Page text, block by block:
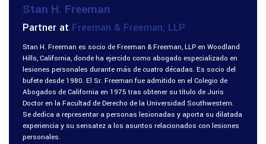
Stan H. Freeman
Partner at Freeman & Freeman, LLP
Stan H. Freeman es socio de Freeman & Freeman, LLP en Woodland
Hills, California, donde ha ejercido como abogado especializado en
lesiones personales durante más de cuatro décadas. Es socio del
bufete desde 1980. El Sr. Freeman fue admitido en el Colegio de
Abogados de California en 1975 tras obtener su título de Juris
Doctor en la Facultad de Derecho de la Universidad Southwestern.
Se dedica a representar a personas lesionadas y aporta su dilatada
experiencia y su sensatez a los asuntos relacionados con lesiones
personales.